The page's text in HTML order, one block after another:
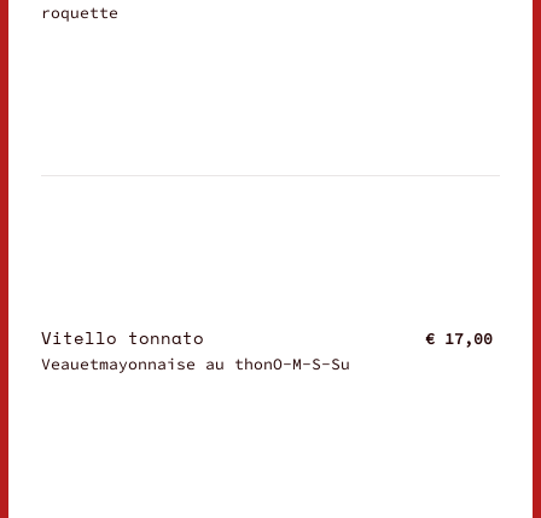
roquette
Vitello tonnato
Veauetmayonnaise au thonO-M-S-Su
€ 17,00